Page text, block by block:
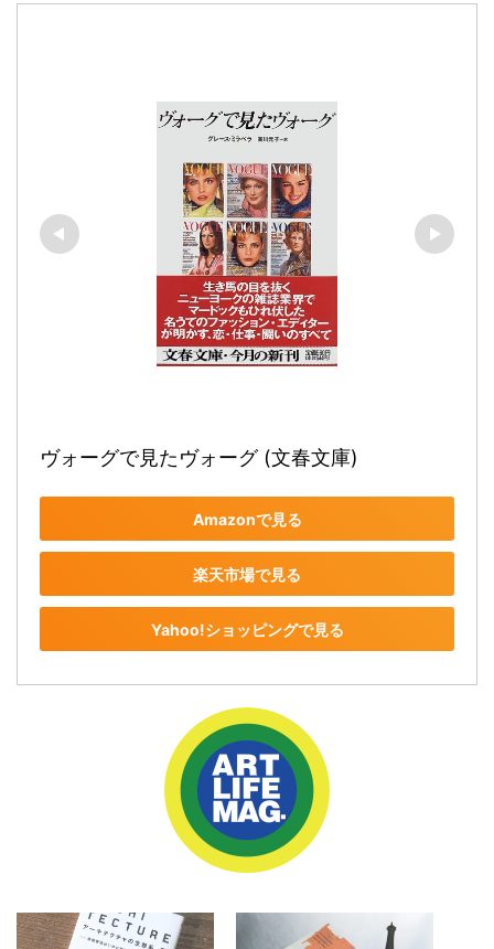
ヴォーグで見たヴォーグ (文春文庫)
Amazonで見る
楽天市場で見る
Yahoo!ショッピングで見る